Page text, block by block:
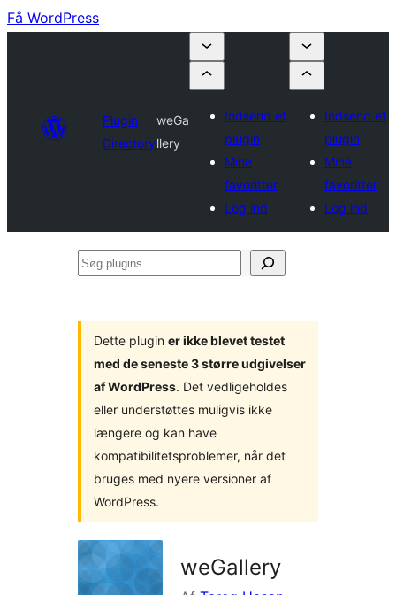
Få WordPress
Plugin
Directory
weGa
llery
Indsend et
plugin
Mine
favoritter
Log ind
Indsend et
plugin
Mine
favoritter
Log ind
Søg
Dette plugin er ikke blevet testet
med de seneste 3 større udgivelser
af WordPress. Det vedligeholdes
eller understøttes muligvis ikke
længere og kan have
kompatibilitetsproblemer, når det
bruges med nyere versioner af
WordPress.
weGallery